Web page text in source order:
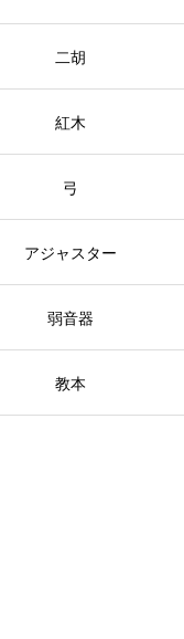
二胡
紅木
弓
アジャスター
弱音器
教本